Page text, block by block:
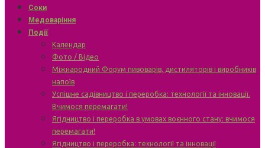
Соки
Медоваріння
Події
Календар
Фото / Відео
Міжнародний Форум пивоварів, дистиляторів і виробників
напоїв
Успішне садівництво і переробка: технології та інновації.
Вчимося перемагати!
Ягідництво і переробка в умовах воєнного стану: вчимося
перемагати!
Ягідництво і переробка: технології та інновації